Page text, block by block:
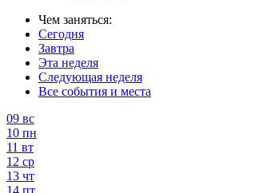
Чем заняться:
Сегодня
Завтра
Эта неделя
Следующая неделя
Все события и места
09 вс
10 пн
11 вт
12 ср
13 чт
14 пт